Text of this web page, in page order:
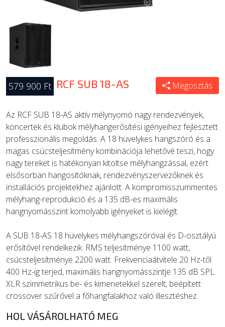
579 900 Ft RCF SUB 18-AS Megosztás
Az RCF SUB 18-AS aktív mélynyomó nagy rendezvények,
koncertek és klubok mélyhangerősítési igényeihez fejlesztett
professzionális megoldás. A 18 hüvelykes hangszóró és a
magas csúcsteljesítmény kombinációja lehetővé teszi, hogy
nagy tereket is hatékonyan kitöltse mélyhangzással, ezért
elsősorban hangosítóknak, rendezvényszervezőknek és
installációs projektekhez ajánlott. A kompromisszummentes
mélyhang-reprodukció és a 135 dB-es maximális
hangnyomásszint komolyabb igényeket is kielégít.
A SUB 18-AS 18 hüvelykes mélyhangszóróval és D-osztályú
erősítővel rendelkezik. RMS teljesítménye 1100 watt,
csúcsteljesítménye 2200 watt. Frekvenciaátvitele 20 Hz-től
400 Hz-ig terjed, maximális hangnyomásszintje 135 dB SPL.
XLR szimmetrikus be- és kimenetekkel szerelt, beépített
crossover szűrővel a főhangfalakhoz való illesztéshez.
HOL VÁSÁROLHATÓ MEG